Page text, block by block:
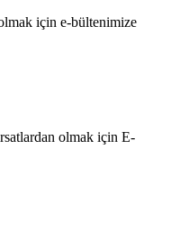
için e-bültenimize
olmak için E-